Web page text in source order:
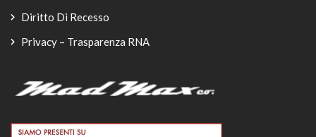
Diritto Di Recesso
Privacy – Trasparenza RNA